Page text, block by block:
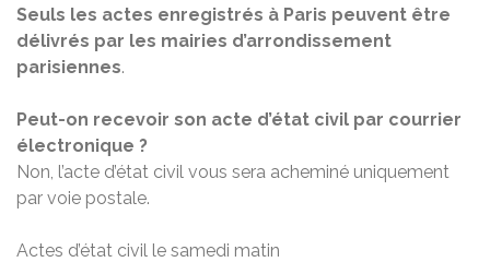
Seuls les actes enregistrés à Paris peuvent être
délivrés par les mairies d’arrondissement
parisiennes.
Peut-on recevoir son acte d’état civil par courrier
électronique ?
Non, l’acte d’état civil vous sera acheminé uniquement
par voie postale.
Actes d’état civil le samedi matin